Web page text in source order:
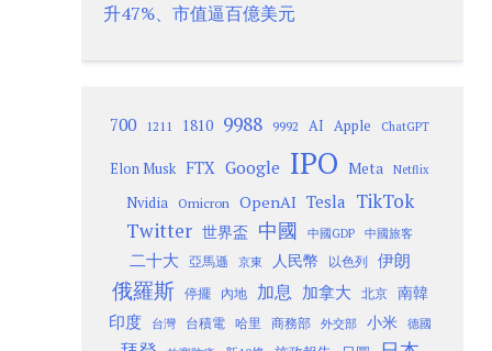
升47%、市值逼百億美元
700 1211 1810 9988 9992 AI Apple ChatGPT
Elon Musk FTX Google IPO Meta Netflix
Nvidia Omicron OpenAI Tesla TikTok
Twitter 世界盃 中國 中國GDP 中國旅客
二十大 亞馬遜 京東 人民幣 以色列 伊朗
俄羅斯 停擺 內地 加息 加拿大 北京
南韓
印度
台灣 台積電 哈里 商務部 外交部 小米 德國